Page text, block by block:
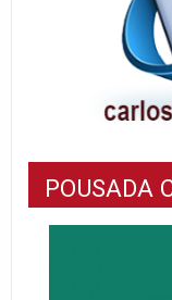
POUSADA